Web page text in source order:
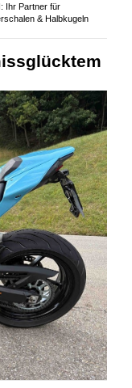
Ihr Partner für
& Halbkugeln